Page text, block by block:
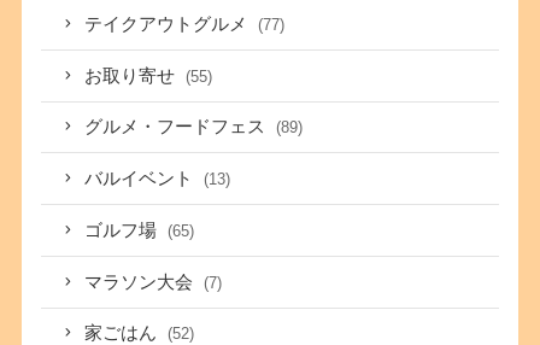
テイクアウトグルメ (77)
お取り寄せ (55)
グルメ・フードフェス (89)
バルイベント (13)
ゴルフ場 (65)
マラソン大会 (7)
家ごはん (52)